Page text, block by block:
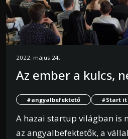
2022. május 24.
Az ember a kulcs,
#angyalbefektető #Start it
A hazai startup világban is
az angyalbefektetők, a